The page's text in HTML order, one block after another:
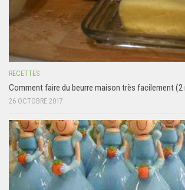
RECETTES
Comment faire du beurre maison très facilement
26 OCTOBRE 2017